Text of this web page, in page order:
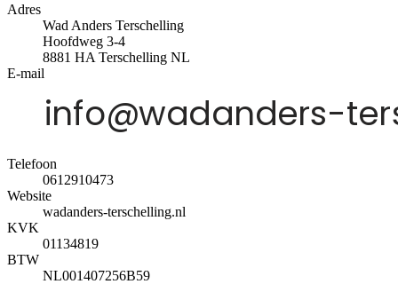
Adres
Wad Anders Terschelling
Hoofdweg 3-4
8881 HA Terschelling NL
E-mail
Telefoon
0612910473
Website
wadanders-terschelling.nl
KVK
01134819
BTW
NL001407256B59